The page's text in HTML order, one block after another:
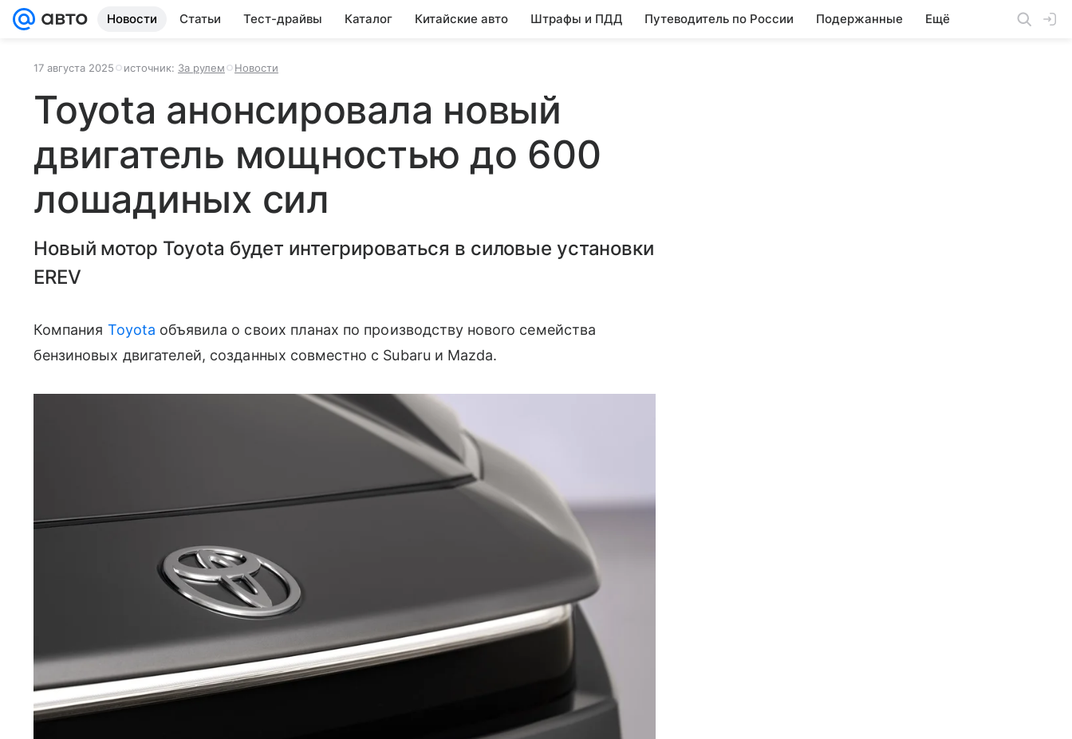
Новости Статьи Тест-драйвы Каталог Китайские авто Штрафы и ПДД Путеводитель по России Подержанные Ещё
17 августа 2025 источник: За рулем Новости
Toyota анонсировала новый
двигатель мощностью до 600
лошадиных сил
Новый мотор Toyota будет интегрироваться в силовые установки
EREV
Компания Toyota объявила о своих планах по производству нового семейства
бензиновых двигателей, созданных совместно с Subaru и Mazda.